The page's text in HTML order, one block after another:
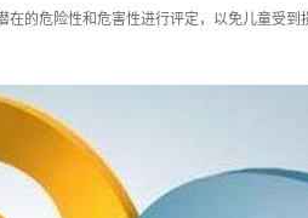
的危险性和危害性进行评定，以免儿童受